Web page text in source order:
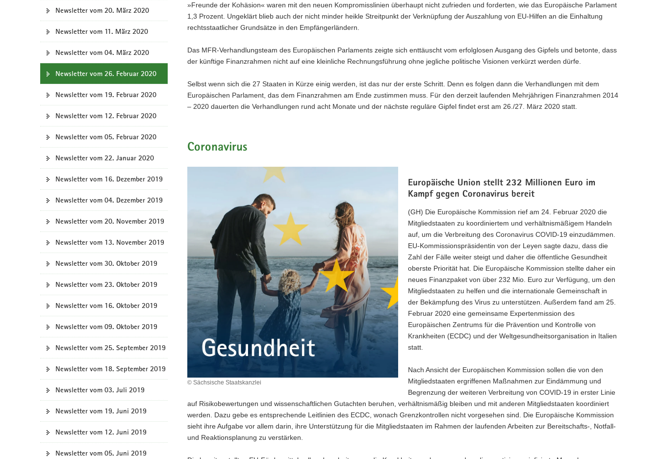
Newsletter vom 20. März 2020
Newsletter vom 11. März 2020
Newsletter vom 04. März 2020
Newsletter vom 26. Februar 2020
Newsletter vom 19. Februar 2020
Newsletter vom 12. Februar 2020
Newsletter vom 05. Februar 2020
Newsletter vom 22. Januar 2020
Newsletter vom 16. Dezember 2019
Newsletter vom 04. Dezember 2019
Newsletter vom 20. November 2019
Newsletter vom 13. November 2019
Newsletter vom 30. Oktober 2019
Newsletter vom 23. Oktober 2019
Newsletter vom 16. Oktober 2019
Newsletter vom 09. Oktober 2019
Newsletter vom 25. September 2019
Newsletter vom 18. September 2019
Newsletter vom 03. Juli 2019
Newsletter vom 19. Juni 2019
Newsletter vom 12. Juni 2019
Newsletter vom 05. Juni 2019
»Freunde der Kohäsion« waren mit den neuen Kompromisslinien überhaupt nicht zufrieden und forderten, wie das Europäische Parlament
1,3 Prozent. Ungeklärt blieb auch der nicht minder heikle Streitpunkt der Verknüpfung der Auszahlung von EU-Hilfen an die Einhaltung
rechtsstaatlicher Grundsätze in den Empfängerländern.
Das MFR-Verhandlungsteam des Europäischen Parlaments zeigte sich enttäuscht vom erfolglosen Ausgang des Gipfels und betonte, dass
der künftige Finanzrahmen nicht auf eine kleinliche Rechnungsführung ohne jegliche politische Visionen verkürzt werden dürfe.
Selbst wenn sich die 27 Staaten in Kürze einig werden, ist das nur der erste Schritt. Denn es folgen dann die Verhandlungen mit dem
Europäischen Parlament, das dem Finanzrahmen am Ende zustimmen muss. Für den derzeit laufenden Mehrjährigen Finanzrahmen 2014
– 2020 dauerten die Verhandlungen rund acht Monate und der nächste reguläre Gipfel findet erst am 26./27. März 2020 statt.
Coronavirus
© Sächsische Staatskanzlei
Europäische Union stellt 232 Millionen Euro im
Kampf gegen Coronavirus bereit
(GH) Die Europäische Kommission rief am 24. Februar 2020 die
Mitgliedstaaten zu koordiniertem und verhältnismäßigem Handeln
auf, um die Verbreitung des Coronavirus COVID-19 einzudämmen.
EU-Kommissionspräsidentin von der Leyen sagte dazu, dass die
Zahl der Fälle weiter steigt und daher die öffentliche Gesundheit
oberste Priorität hat. Die Europäische Kommission stellte daher ein
neues Finanzpaket von über 232 Mio. Euro zur Verfügung, um den
Mitgliedstaaten zu helfen und die internationale Gemeinschaft in
der Bekämpfung des Virus zu unterstützen. Außerdem fand am 25.
Februar 2020 eine gemeinsame Expertenmission des
Europäischen Zentrums für die Prävention und Kontrolle von
Krankheiten (ECDC) und der Weltgesundheitsorganisation in Italien
statt.
Nach Ansicht der Europäischen Kommission sollen die von den
Mitgliedstaaten ergriffenen Maßnahmen zur Eindämmung und
Begrenzung der weiteren Verbreitung von COVID-19 in erster Linie
auf Risikobewertungen und wissenschaftlichen Gutachten beruhen, verhältnismäßig bleiben und mit anderen Mitgliedstaaten koordiniert
werden. Dazu gebe es entsprechende Leitlinien des ECDC, wonach Grenzkontrollen nicht vorgesehen sind. Die Europäische Kommission
sieht ihre Aufgabe vor allem darin, ihre Unterstützung für die Mitgliedstaaten im Rahmen der laufenden Arbeiten zur Bereitschafts-, Notfall-
und Reaktionsplanung zu verstärken.